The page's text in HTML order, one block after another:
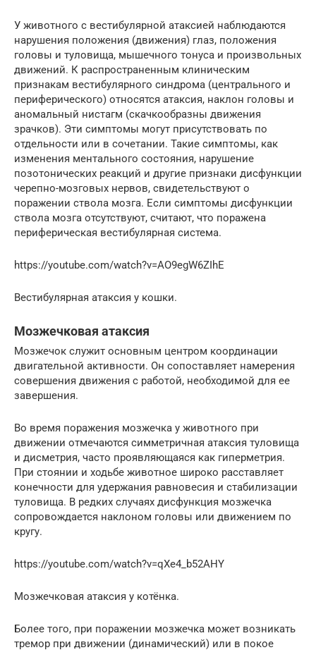
У животного с вестибулярной атаксией наблюдаются
нарушения положения (движения) глаз, положения
головы и туловища, мышечного тонуса и произвольных
движений. К распространенным клиническим
признакам вестибулярного синдрома (центрального и
периферического) относятся атаксия, наклон головы и
аномальный нистагм (скачкообразны движения
зрачков). Эти симптомы могут присутствовать по
отдельности или в сочетании. Такие симптомы, как
изменения ментального состояния, нарушение
позотонических реакций и другие признаки дисфункции
черепно-мозговых нервов, свидетельствуют о
поражении ствола мозга. Если симптомы дисфункции
ствола мозга отсутствуют, считают, что поражена
периферическая вестибулярная система.
https://youtube.com/watch?v=AO9egW6ZIhE
Вестибулярная атаксия у кошки.
Мозжечковая атаксия
Мозжечок служит основным центром координации
двигательной активности. Он сопоставляет намерения
совершения движения с работой, необходимой для ее
завершения.
Во время поражения мозжечка у животного при
движении отмечаются симметричная атаксия туловища
и дисметрия, часто проявляющаяся как гиперметрия.
При стоянии и ходьбе животное широко расставляет
конечности для удержания равновесия и стабилизации
туловища. В редких случаях дисфункция мозжечка
сопровождается наклоном головы или движением по
кругу.
https://youtube.com/watch?v=qXe4_b52AHY
Мозжечковая атаксия у котёнка.
Более того, при поражении мозжечка может возникать
тремор при движении (динамический) или в покое